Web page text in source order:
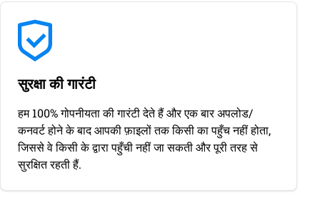
सुरक्षा की गारंटी
हम 100% गोपनीयता की गारंटी देते हैं और एक बार अपलोड/
कनवर्ट होने के बाद आपकी फ़ाइलों तक किसी का पहुँच नहीं होता,
जिससे वे किसी के द्वारा पहुँची नहीं जा सकती और पूरी तरह से
सुरक्षित रहती हैं.